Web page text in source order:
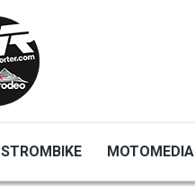
STROMBIKE MOTOMEDIA